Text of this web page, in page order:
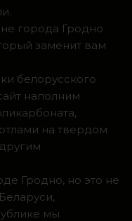
города Гродно
заменит вам
белорусского
наполним
на твердом
Гродно, но это не
мы